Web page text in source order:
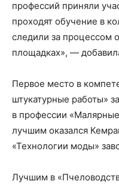
профессий приняли
проходят обучение в
следили за процессом
площадках», —
Первое место в
штукатурные работы»
в профессии
лучшим оказался
«Технологии моды»
Лучшим в